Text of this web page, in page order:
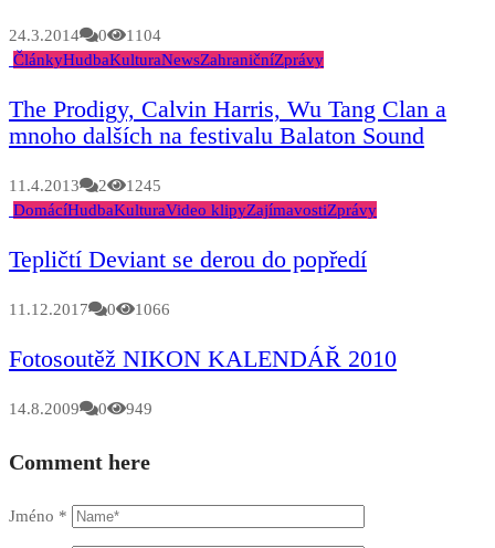
24.3.2014 0
1104
ČlánkyHudbaKulturaNewsZahraničníZprávy
The Prodigy, Calvin Harris, Wu Tang Clan a
mnoho dalších na festivalu Balaton Sound
11.4.2013 2
1245
DomácíHudbaKulturaVideo klipyZajímavostiZprávy
Tepličtí Deviant se derou do popředí
11.12.2017 0 1066
Fotosoutěž NIKON KALENDÁŘ 2010
14.8.2009 0 949
Comment here
Jméno *